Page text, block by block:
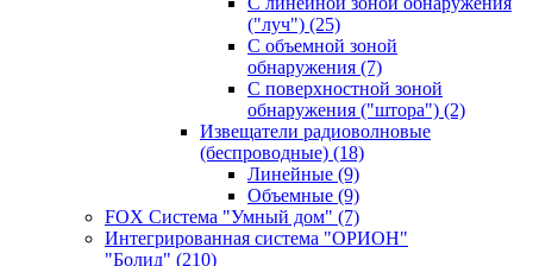
("луч") (25)
С объемной зоной
обнаружения (7)
С поверхностной зоной
обнаружения ("штора") (2)
Извещатели радиоволновые
(беспроводные) (18)
Линейные (9)
Объемные (9)
FOX Система "Умный дом" (7)
Интегрированная система "ОРИОН"
"Болид" (210)